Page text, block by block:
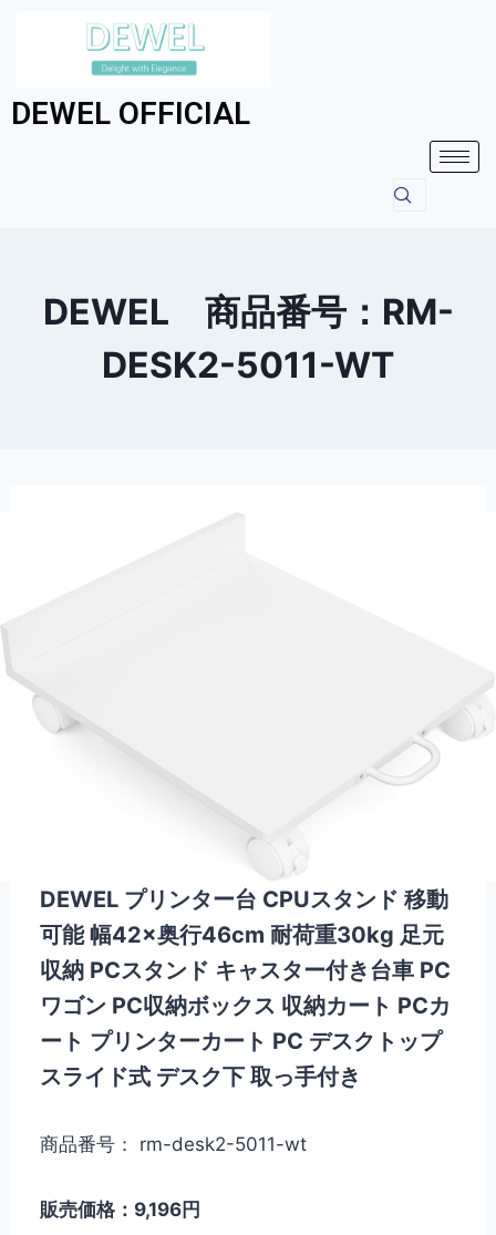
DEWEL OFFICIAL
DEWEL 商品番号：RM-
DESK2-5011-WT
DEWEL プリンター台 CPUスタンド 移動
可能 幅42×奥行46cm 耐荷重30kg 足元
収納 PCスタンド キャスター付き台車 PC
ワゴン PC収納ボックス 収納カート PCカ
ート プリンターカート PC デスクトップ
スライド式 デスク下 取っ手付き
商品番号： rm-desk2-5011-wt
販売価格：9,196円